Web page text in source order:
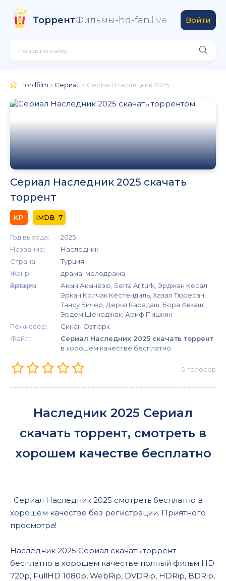
ТоррентФильмы-hd-fan.live Войти
lordfilm » Сериал » Сериал Наследник 2025
Сериал Наследник 2025 скачать
торрент
7
Год выхода:
2025
Название:
Наследник
Страна:
Турция
Жанр:
драма, мелодрама
Время:
Актеры:
Акын Акынёзю, Serra Aritürk, Эрджан Кесал,
Эркан Колчак Кёстендиль, Хазал Тюресан,
Тансу Бичер, Дерья Карадаш, Бора Аккаш,
Эрдем Шеноджак, Ариф Пишкин
Режиссер:
Синан Озтюрк
Файл:
Сериал Наследник 2025 скачать торрент
в хорошем качестве бесплатно
0 голосов
Наследник 2025 Сериал
скачать торрент, смотреть в
хорошем качестве бесплатно
. Сериал Наследник 2025 смотреть бесплатно в
хорошем качестве без регистрации. Приятного
просмотра!
Наследник 2025 Сериал скачать торрент
бесплатно в хорошем качестве полный фильм HD
720p, FullHD 1080p, WebRip, DVDRip, HDRip, BDRip,